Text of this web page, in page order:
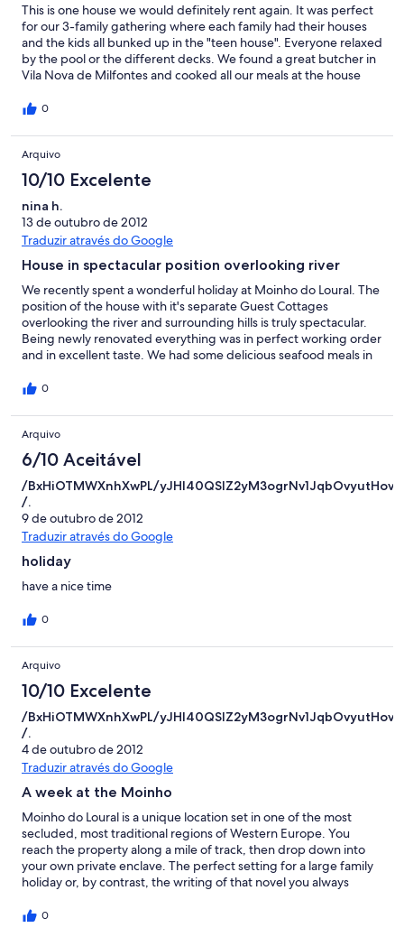
This is one house we would definitely rent again. It was perfect
for our 3-family gathering where each family had their houses
and the kids all bunked up in the "teen house". Everyone relaxed
by the pool or the different decks. We found a great butcher in
Vila Nova de Milfontes and cooked all our meals at the house
with the refrigerator but both the owner and the caretaker were
to a couple of beaches around to both relax and boogie board.
We had a great lunch at one of the restaurants by the beach
where they grilled a huge fish for our party. One of the most
delicious meal we have had in Portugal. We recommended this
property without hesitation.
0
Arquivo
10/10 Excelente
nina h.
13 de outubro de 2012
Traduzir através do Google
House in spectacular position overlooking river
We recently spent a wonderful holiday at Moinho do Loural. The
position of the house with it's separate Guest Cottages
overlooking the river and surrounding hills is truly spectacular.
Being newly renovated everything was in perfect working order
and in excellent taste. We had some delicious seafood meals in
are also good local beaches and it is within 15 minutes drive. The
the house and we would highly recommend this spectacular
house to friends and family.
0
Arquivo
6/10 Aceitável
/BxHiOTMWXnhXwPL/
/.
9 de outubro de 2012
Traduzir através do Google
holiday
have a nice time
0
Arquivo
10/10 Excelente
/BxHiOTMWXnhXwPL/
/.
4 de outubro de 2012
Traduzir através do Google
A week at the Moinho
Moinho do Loural is a unique location set in one of the most
secluded, most traditional regions of Western Europe. You
reach the property along a mile of track, then drop down into
your own private enclave. The perfect setting for a large family
holiday or, by contrast, the writing of that novel you always
along 2 sides of the property before heading off to the sea at
0